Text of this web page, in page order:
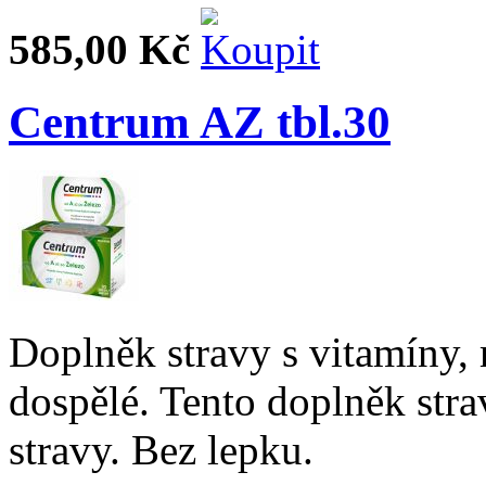
585,00 Kč
Centrum AZ tbl.30
Doplněk stravy s
dospělé. Tento doplněk
stravy. Bez lepku.